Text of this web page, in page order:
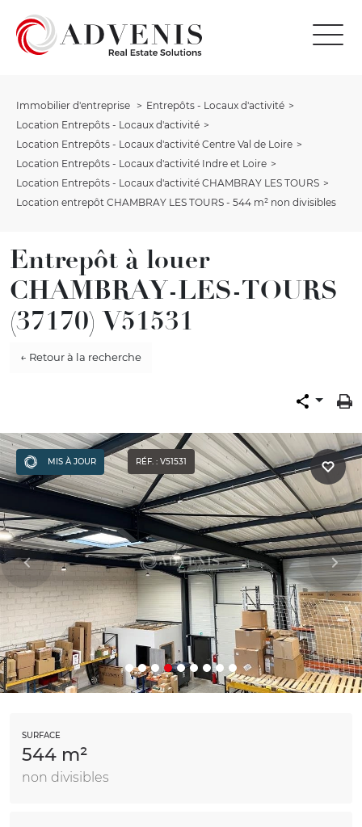
Immobilier d'entreprise
Entrepôts - Locaux d'activité
Location Entrepôts - Locaux d'activité
Location Entrepôts - Locaux d'activité Centre Val de Loire
Location Entrepôts - Locaux d'activité Indre et Loire
Location Entrepôts - Locaux d'activité CHAMBRAY LES TOURS
Location entrepôt CHAMBRAY LES TOURS - 544 m² non divisibles
Entrepôt à louer
CHAMBRAY-LES-TOURS
(37170) V51531
← Retour à la recherche
MIS À JOUR RÉF. : V51531
SURFACE
544 m²
non divisibles